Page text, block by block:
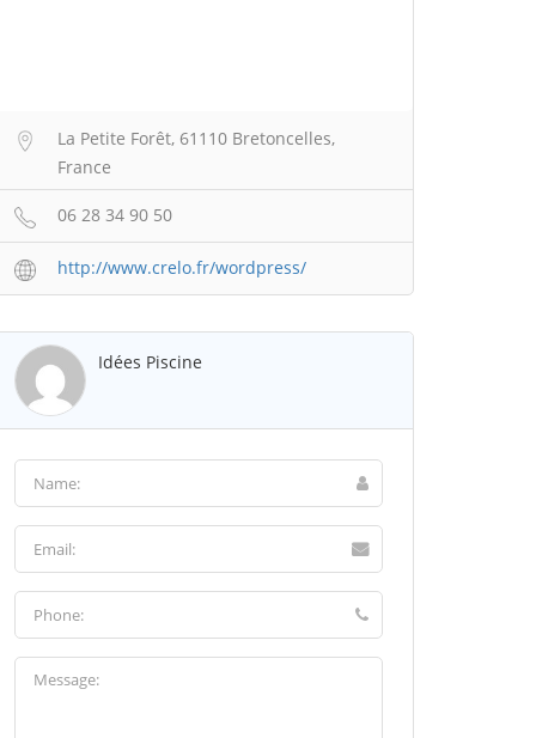
La Petite Forêt, 61110 Bretoncelles,
France
06 28 34 90 50
http://www.crelo.fr/wordpress/
Idées Piscine